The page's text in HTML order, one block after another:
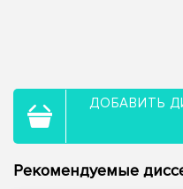
ДОБАВИТЬ
Рекомендуемые